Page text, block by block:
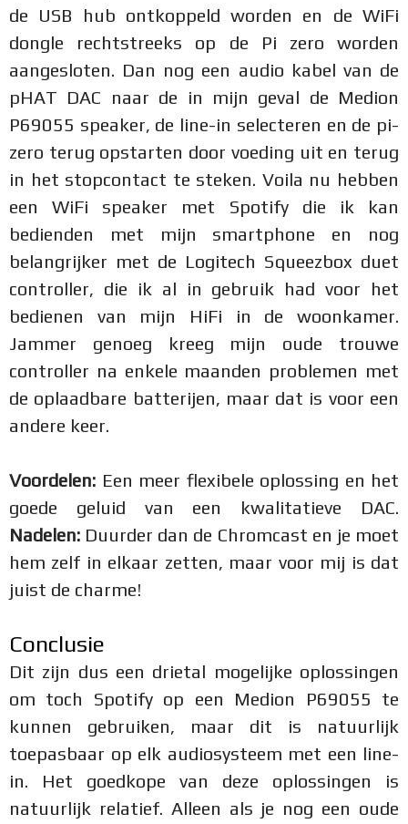
de USB hub ontkoppeld worden en de WiFi
dongle rechtstreeks op de Pi zero worden
aangesloten. Dan nog een audio kabel van de
pHAT DAC naar de in mijn geval de Medion
P69055 speaker, de line-in selecteren en de pi-
zero terug opstarten door voeding uit en terug
in het stopcontact te steken. Voila nu hebben
een WiFi speaker met Spotify die ik kan
bedienden met mijn smartphone en nog
belangrijker met de Logitech Squeezbox duet
controller, die ik al in gebruik had voor het
bedienen van mijn HiFi in de woonkamer.
Jammer genoeg kreeg mijn oude trouwe
controller na enkele maanden problemen met
de oplaadbare batterijen, maar dat is voor een
andere keer.
Voordelen: Een meer flexibele oplossing en het
goede geluid van een kwalitatieve DAC.
Nadelen: Duurder dan de Chromcast en je moet
hem zelf in elkaar zetten, maar voor mij is dat
juist de charme!
Conclusie
Dit zijn dus een drietal mogelijke oplossingen
om toch Spotify op een Medion P69055 te
kunnen gebruiken, maar dit is natuurlijk
toepasbaar op elk audiosysteem met een line-
in. Het goedkope van deze oplossingen is
natuurlijk relatief. Alleen als je nog een oude